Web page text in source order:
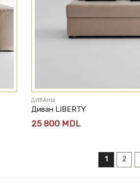
ДИВАНЫ
Диван LIBERTY
25 800 MDL
1 2